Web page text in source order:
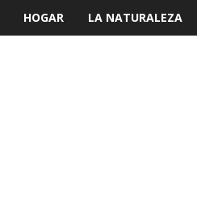
HOGAR LA NATURALEZA